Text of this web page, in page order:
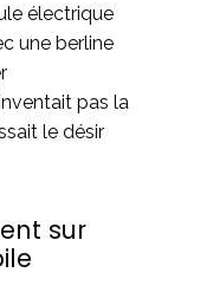
électrique
une berline
pas la
le désir
sur